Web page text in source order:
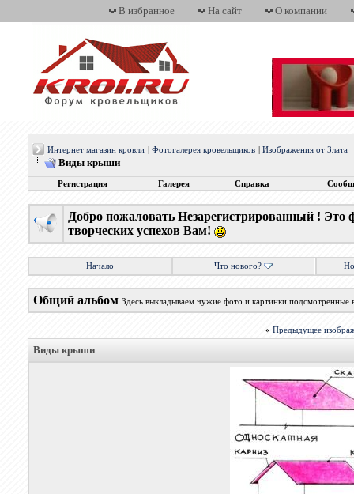
В избранное На сайт О компании
Интернет магазин кровли Фотогалерея кровельщиков Изображения от Злата
Виды крыши
Регистрация Галерея Справка
Добро пожаловать Незарегистрированный !
творческих успехов Вам!
Начало Что нового?
Общий альбом Здесь выкладываем чужие фото и картинки подсмотренные
« Предыдущее
Виды крыши